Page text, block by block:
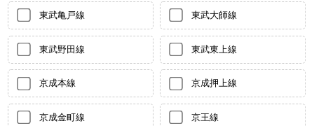
東武亀戸線 東武大師線
東武野田線 東武東上線
京成本線 京成押上線
京成金町線 京王線